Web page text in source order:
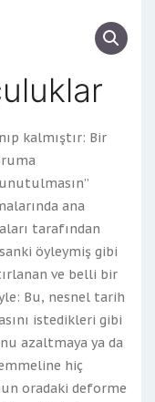
kalmıştır: Bir
ana
tarafından
öyleymiş gibi
ve belli bir
Bu, nesnel tarih
istedikleri gibi
azaltmaya ya da
hiç
oradaki deforme